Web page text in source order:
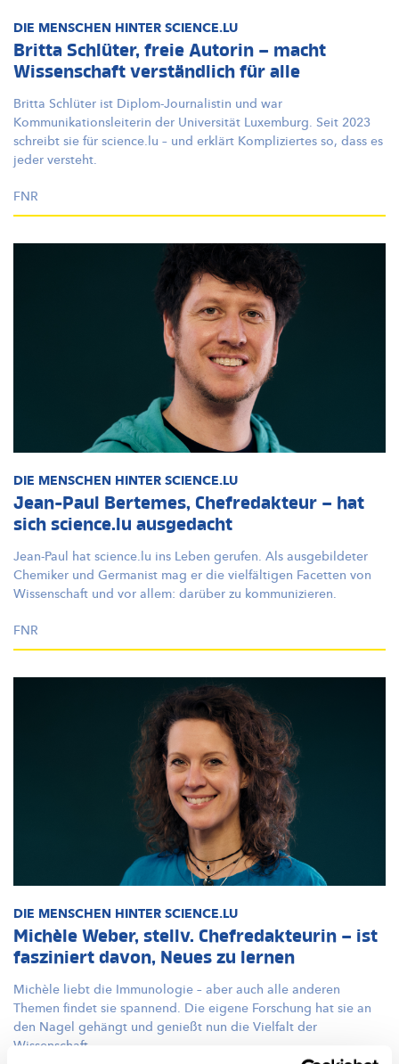
DIE MENSCHEN HINTER SCIENCE.LU
Britta Schlüter, freie Autorin – macht
Wissenschaft verständlich für alle
Britta Schlüter ist Diplom-Journalistin und war
Kommunikationsleiterin der Universität Luxemburg. Seit 2023
schreibt sie für science.lu – und erklärt Kompliziertes so, dass es
jeder versteht.
FNR
DIE MENSCHEN HINTER SCIENCE.LU
Jean-Paul Bertemes, Chefredakteur – hat
sich science.lu ausgedacht
Jean-Paul hat science.lu ins Leben gerufen. Als ausgebildeter
Chemiker und Germanist mag er die vielfältigen Facetten von
Wissenschaft und vor allem: darüber zu kommunizieren.
FNR
DIE MENSCHEN HINTER SCIENCE.LU
Michèle Weber, stellv. Chefredakteurin – ist
fasziniert davon, Neues zu lernen
Michèle liebt die Immunologie – aber auch alle anderen
Themen findet sie spannend. Die eigene Forschung hat sie an
den Nagel gehängt und genießt nun die Vielfalt der
Wissenschaft.